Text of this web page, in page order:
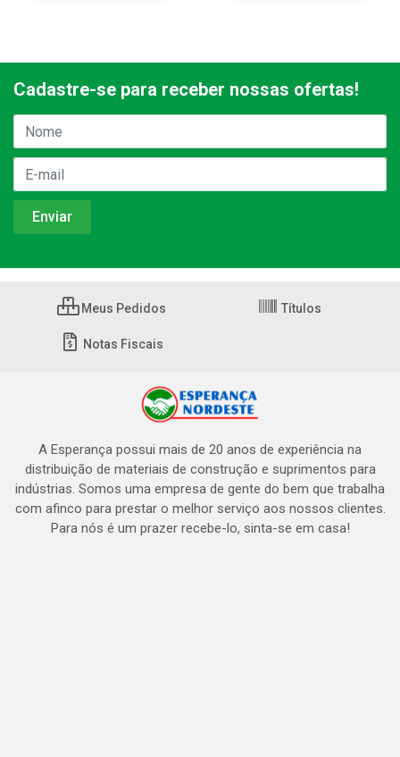
Cadastre-se para receber nossas ofertas!
Meus Pedidos Títulos
Notas Fiscais
A Esperança possui mais de 20 anos de experiência na
distribuição de materiais de construção e suprimentos para
indústrias. Somos uma empresa de gente do bem que trabalha
com afinco para prestar o melhor serviço aos nossos clientes.
Para nós é um prazer recebe-lo, sinta-se em casa!